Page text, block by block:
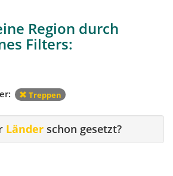
Region durch
Filters:
Treppen
Länderschon gesetzt?